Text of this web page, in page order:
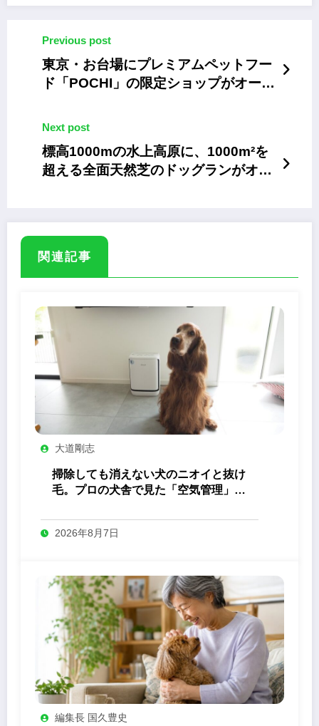
Previous post
東京・お台場にプレミアムペットフー
ド「POCHI」の限定ショップがオープ
Next post
標高1000mの水上高原に、1000m²を
超える全面天然芝のドッグランがオー
関連記事
大道剛志
掃除しても消えない犬のニオイと抜け
毛。プロの犬舎で見た「空気管理」の
2026年8月7日
編集長 国久豊史